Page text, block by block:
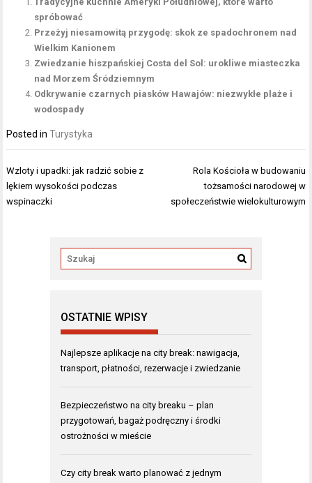
spróbować
Przeżyj niesamowitą przygodę: skok ze spadochronem nad
Wielkim Kanionem
Zwiedzanie hiszpańskiej Costa del Sol: urokliwe miasteczka
nad Morzem Śródziemnym
Odkrywanie czarnych piasków Hawajów: niezwykłe plaże i
wodospady
Posted inTurystyka
Nawigacja
wpisu
Wzloty i upadki: jak radzić sobie z
lękiem wysokości podczas
wspinaczki
Rola Kościoła w budowaniu
tożsamości narodowej w
społeczeństwie wielokulturowym
OSTATNIE WPISY
Najlepsze aplikacje na city break: nawigacja,
transport, płatności, rezerwacje i zwiedzanie
Bezpieczeństwo na city breaku – plan
przygotowań, bagaż podręczny i środki
ostrożności w mieście
Czy city break warto planować z jednym